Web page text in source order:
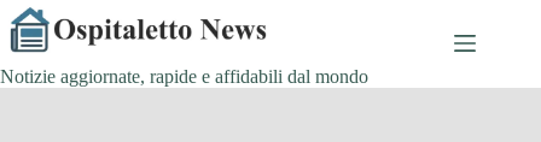
Salta
al
contenuto
Notizie aggiornate, rapide e affidabili dal mondo